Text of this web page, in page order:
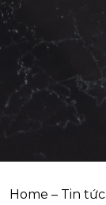
Home – Tin tức